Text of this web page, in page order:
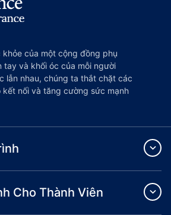
của một cộng đồng phụ
tay và khối óc của mỗi người
lẫn nhau, chúng ta thắt chặt các
kết nối và tăng cường sức mạnh
Cho Thành Viên